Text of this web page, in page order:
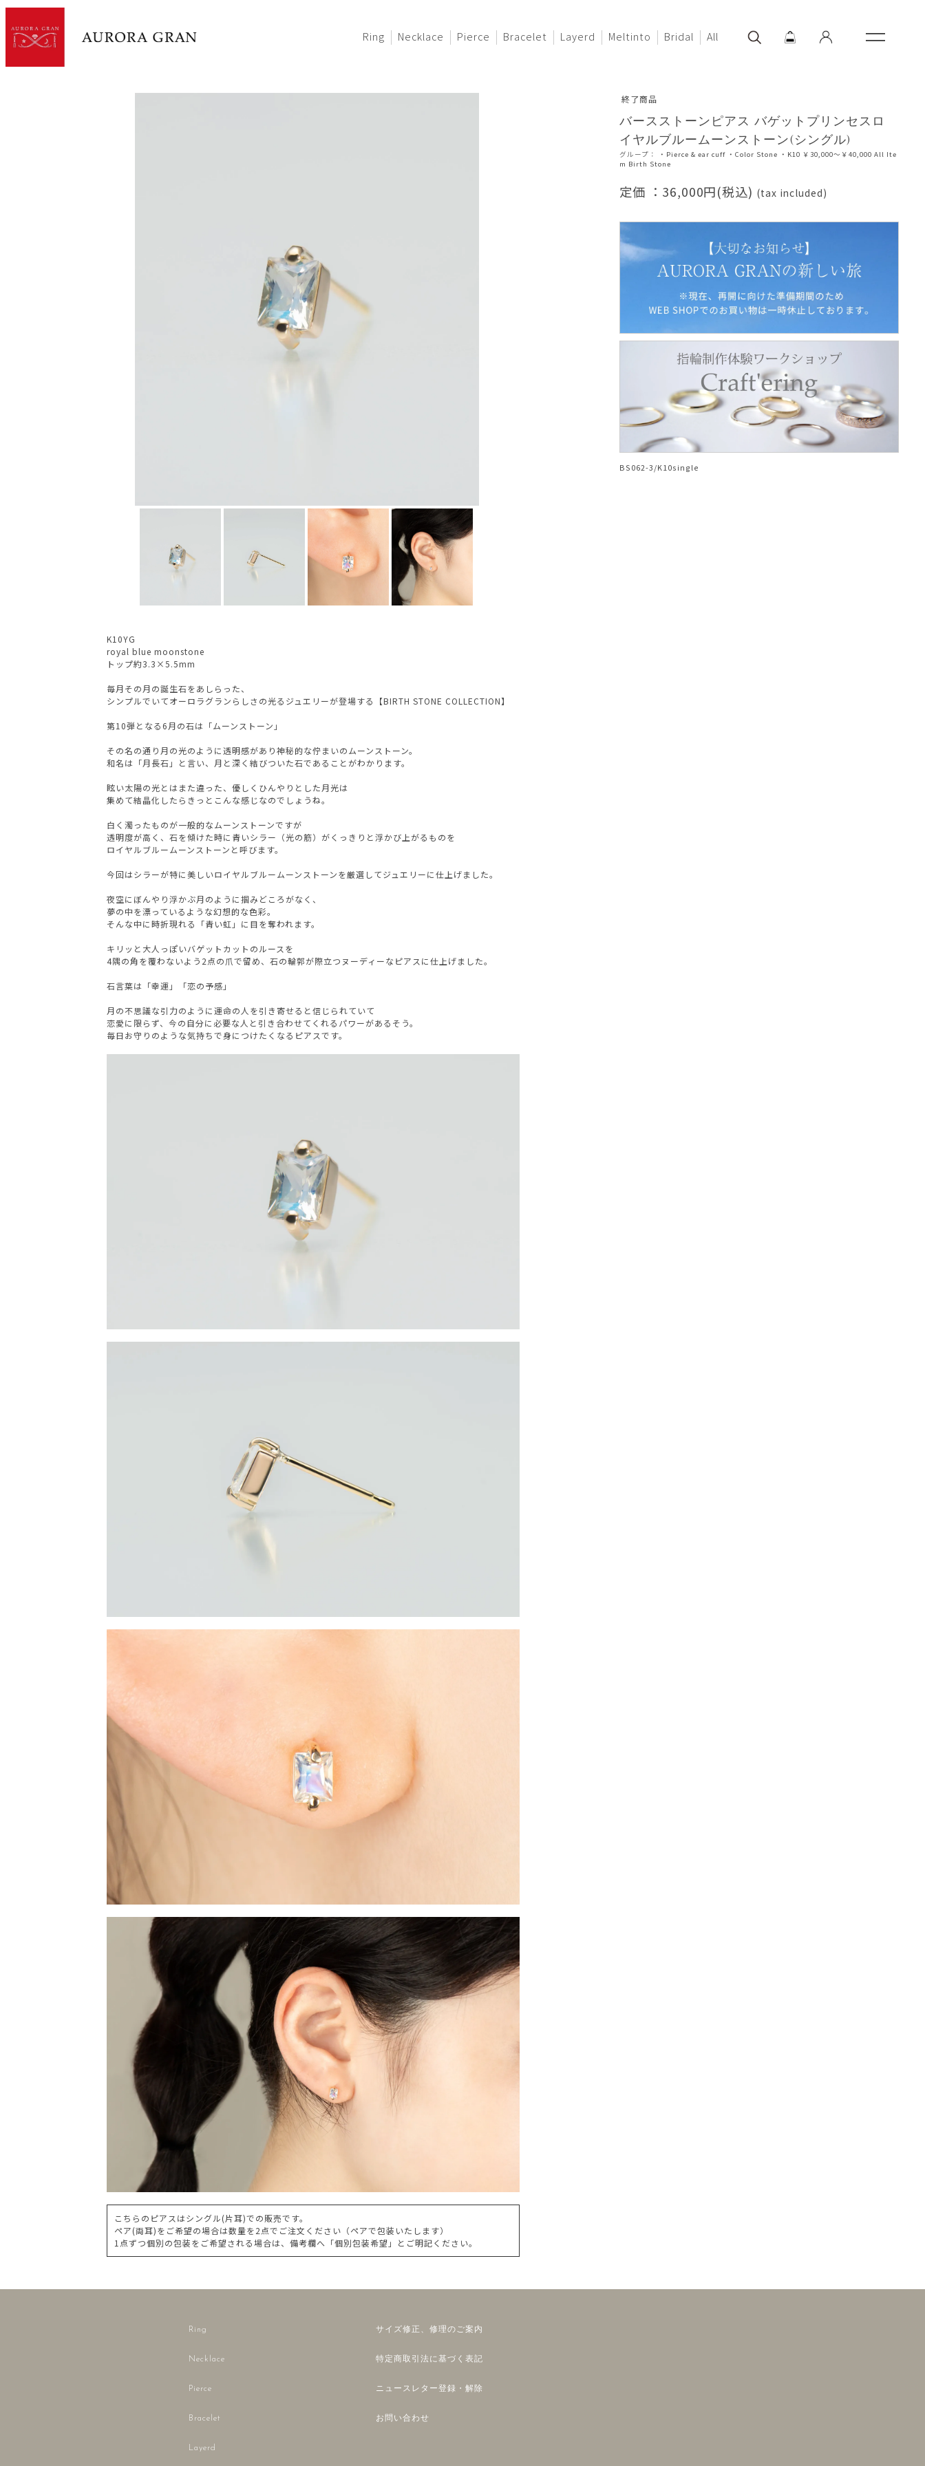
Ring Necklace Pierce Bracelet Layerd Meltinto Bridal All
終了商品
バースストーンピアス バゲットプリンセスロ
イヤルブルームーンストーン(シングル)
グループ： ・Pierce & ear cuff ・Color Stone ・K10 ￥30,000～￥40,000 All Ite
m Birth Stone
定価 ： 36,000円(税込) (tax included)
BS062-3/K10single
K10YG
royal blue moonstone
トップ約3.3×5.5mm
毎月その月の誕生石をあしらった、
シンプルでいてオーロラグランらしさの光るジュエリーが登場する【BIRTH STONE COLLECTION】
第10弾となる6月の石は「ムーンストーン」
その名の通り月の光のように透明感があり神秘的な佇まいのムーンストーン。
和名は「月長石」と言い、月と深く結びついた石であることがわかります。
眩い太陽の光とはまた違った、優しくひんやりとした月光は
集めて結晶化したらきっとこんな感じなのでしょうね。
白く濁ったものが一般的なムーンストーンですが
透明度が高く、石を傾けた時に青いシラー（光の筋）がくっきりと浮かび上がるものを
ロイヤルブルームーンストーンと呼びます。
今回はシラーが特に美しいロイヤルブルームーンストーンを厳選してジュエリーに仕上げました。
夜空にぼんやり浮かぶ月のように掴みどころがなく、
夢の中を漂っているような幻想的な色彩。
そんな中に時折現れる「青い虹」に目を奪われます。
キリッと大人っぽいバゲットカットのルースを
4隅の角を覆わないよう2点の爪で留め、石の輪郭が際立つヌーディーなピアスに仕上げました。
石言葉は「幸運」「恋の予感」
月の不思議な引力のように運命の人を引き寄せると信じられていて
恋愛に限らず、今の自分に必要な人と引き合わせてくれるパワーがあるそう。
毎日お守りのような気持ちで身につけたくなるピアスです。
こちらのピアスはシングル(片耳)での販売です。
ペア(両耳)をご希望の場合は数量を2点でご注文ください（ペアで包装いたします）
1点ずつ個別の包装をご希望される場合は、備考欄へ「個別包装希望」とご明記ください。
Ring
Necklace
Pierce
Bracelet
Layerd
サイズ修正、修理のご案内
特定商取引法に基づく表記
ニュースレター登録・解除
お問い合わせ